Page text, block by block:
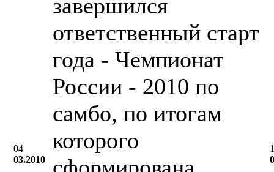
04
03.2010
завершился
ответственный старт
года - Чемпионат
России - 2010 по
самбо, по итогам
которого